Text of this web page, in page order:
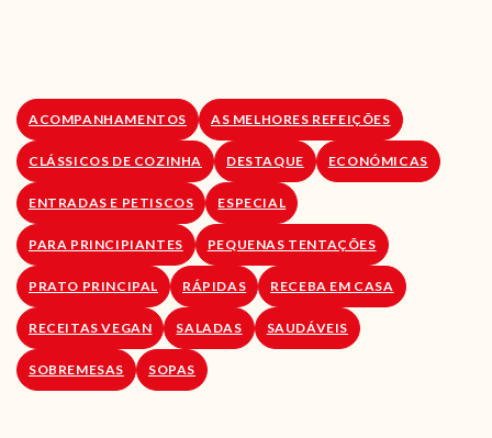
ACOMPANHAMENTOS AS MELHORES REFEIÇÕES
CLÁSSICOS DE COZINHA DESTAQUE ECONÓMICAS
ENTRADAS E PETISCOS ESPECIAL
PARA PRINCIPIANTES PEQUENAS TENTAÇÕES
PRATO PRINCIPAL RÁPIDAS RECEBA EM CASA
RECEITAS VEGAN SALADAS SAUDÁVEIS
SOBREMESAS SOPAS